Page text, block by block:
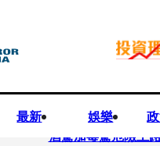
最新 娛樂
快訊
酒駕加毒駕危險上